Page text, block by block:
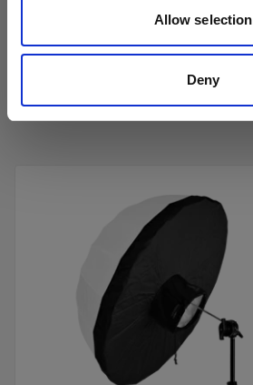
Allow selection
Deny
Profoto Umbrellas